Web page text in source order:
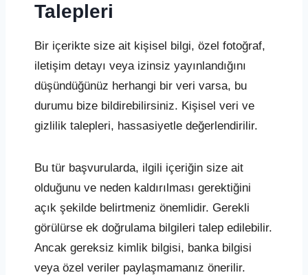
Talepleri
Bir içerikte size ait kişisel bilgi, özel fotoğraf,
iletişim detayı veya izinsiz yayınlandığını
düşündüğünüz herhangi bir veri varsa, bu
durumu bize bildirebilirsiniz. Kişisel veri ve
gizlilik talepleri, hassasiyetle değerlendirilir.
Bu tür başvurularda, ilgili içeriğin size ait
olduğunu ve neden kaldırılması gerektiğini
açık şekilde belirtmeniz önemlidir. Gerekli
görülürse ek doğrulama bilgileri talep edilebilir.
Ancak gereksiz kimlik bilgisi, banka bilgisi
veya özel veriler paylaşmamanız önerilir.